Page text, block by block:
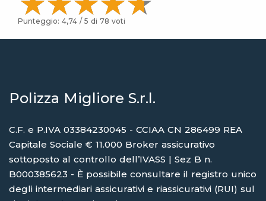
Punteggio: 4,74 / 5 di 78 voti
Polizza Migliore S.r.l.
C.F. e P.IVA 03384230045 - CCIAA CN 286499 REA
Capitale Sociale € 11.000 Broker assicurativo
sottoposto al controllo dell’IVASS | Sez B n.
B000385623 - È possibile consultare il registro unico
degli intermediari assicurativi e riassicurativi (RUI) sul